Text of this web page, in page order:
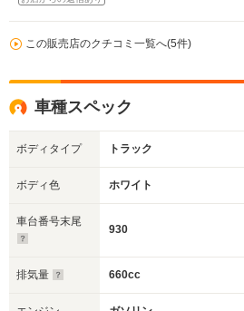
この販売店のクチコミ一覧へ(5件)
車種スペック
ボディタイプ トラック
ボディ色 ホワイト
車台番号末尾
930
排気量 660cc